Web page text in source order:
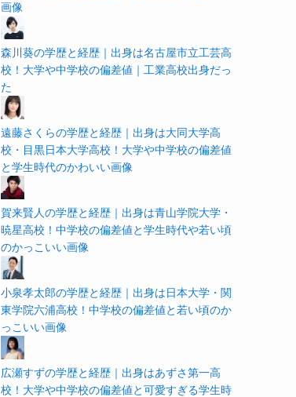
画像
森川葵の学歴と経歴｜出身は名古屋市立工芸高
校！大学や中学校の偏差値｜工業高校出身だっ
た
遠藤さくらの学歴と経歴｜出身は大同大学高
校・目黒日本大学高校！大学や中学校の偏差値
と学生時代のかわいい画像
賀来賢人の学歴と経歴｜出身は青山学院大学・
暁星高校！中学校の偏差値と学生時代や若い頃
のかっこいい画像
小泉孝太郎の学歴と経歴｜出身は日本大学・関
東学院六浦高校！中学校の偏差値と若い頃のか
っこいい画像
広瀬すずの学歴と経歴｜出身はあずさ第一高
校！大学や中学校の偏差値と可愛すぎる学生時